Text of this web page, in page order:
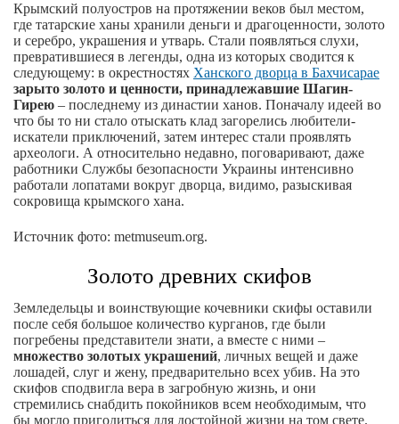
Крымский полуостров на протяжении веков был местом,
где татарские ханы хранили деньги и драгоценности, золото
и серебро, украшения и утварь. Стали появляться слухи,
превратившиеся в легенды, одна из которых сводится к
следующему: в окрестностях Ханского дворца в Бахчисарае
зарыто золото и ценности, принадлежавшие Шагин-
Гирею – последнему из династии ханов. Поначалу идеей во
что бы то ни стало отыскать клад загорелись любители-
искатели приключений, затем интерес стали проявлять
археологи. А относительно недавно, поговаривают, даже
работники Службы безопасности Украины интенсивно
работали лопатами вокруг дворца, видимо, разыскивая
сокровища крымского хана.
Источник фото: metmuseum.org.
Золото древних скифов
Земледельцы и воинствующие кочевники скифы оставили
после себя большое количество курганов, где были
погребены представители знати, а вместе с ними –
множество золотых украшений, личных вещей и даже
лошадей, слуг и жену, предварительно всех убив. На это
скифов сподвигла вера в загробную жизнь, и они
стремились снабдить покойников всем необходимым, что
бы могло пригодиться для достойной жизни на том свете.